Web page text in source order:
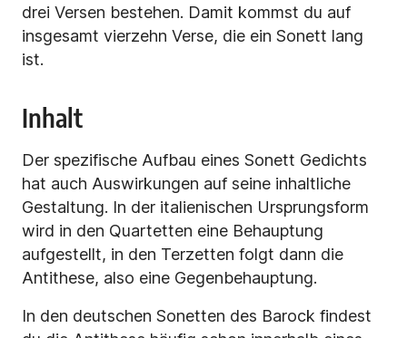
drei Versen bestehen. Damit kommst du auf
insgesamt vierzehn Verse, die ein Sonett lang
ist.
Inhalt
Der spezifische Aufbau eines Sonett Gedichts
hat auch Auswirkungen auf seine inhaltliche
Gestaltung. In der italienischen Ursprungsform
wird in den Quartetten eine Behauptung
aufgestellt, in den Terzetten folgt dann die
Antithese, also eine Gegenbehauptung.
In den deutschen Sonetten des Barock findest